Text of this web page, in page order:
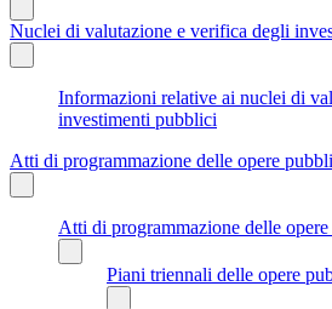
Nuclei di valutazione e verifica degli
Informazioni relative ai nuclei di
investimenti pubblici
Atti di programmazione delle opere
Atti di programmazione delle
Piani triennali delle opere